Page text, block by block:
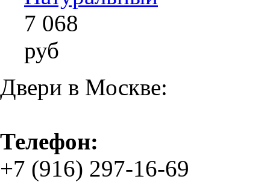
7 068
руб
Двери в Москве:
Телефон:
+7 (916) 297-16-69